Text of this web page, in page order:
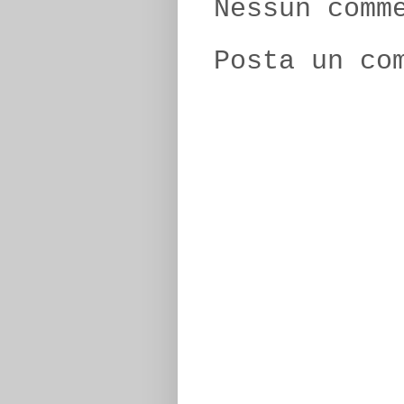
Nessun
Posta un